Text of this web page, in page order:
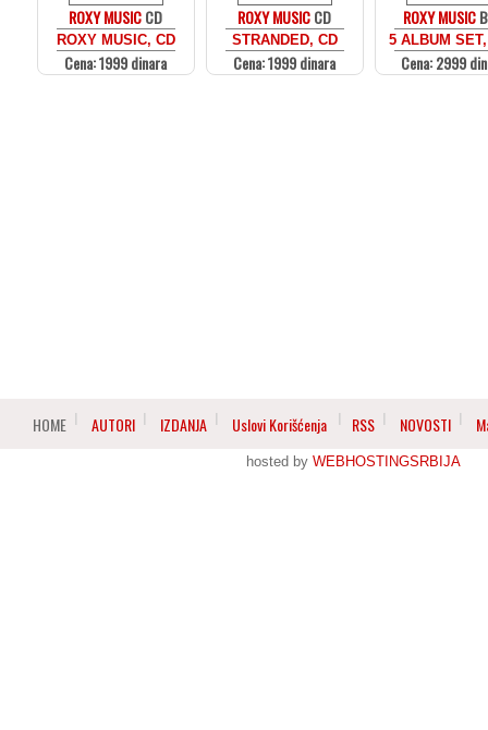
ROXY MUSICCD
ROXY MUSIC, CD
Cena: 1999 dinara
ROXY MUSICCD
STRANDED, CD
Cena: 1999 dinara
ROXY MUSIC
5 ALBUM
Cena: 2999
HOME AUTORI IZDANJA Uslovi Korišćenja RSS NOVOSTI
hosted by WEBHOSTINGSRBIJA